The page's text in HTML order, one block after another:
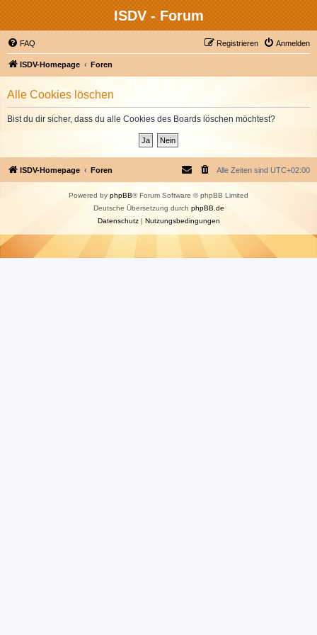
ISDV - Forum
FAQ Anmelden
Registrieren
ISDV-Homepage Foren
Alle Cookies löschen
Bist du dir sicher, dass du alle Cookies des Boards löschen möchtest?
ISDV-Homepage Foren Alle Zeiten sind UTC+02:00
Powered by phpBB® Forum Software © phpBB Limited
Deutsche Übersetzung durch phpBB.de
Datenschutz| Nutzungsbedingungen